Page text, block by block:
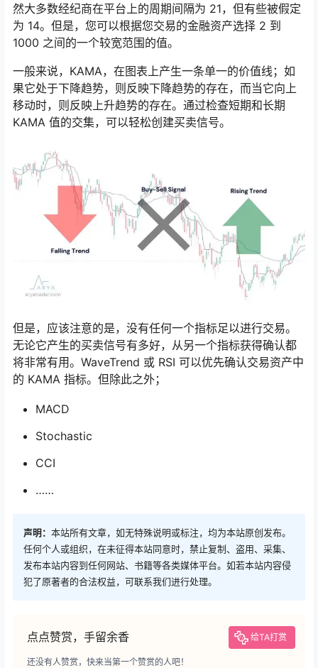
然大多数经纪商在平台上的周期间隔为 21，但有些被假定
为 14。但是，您可以根据您交易的金融资产选择 2 到
1000 之间的一个较宽范围的值。
一般来说，KAMA，在图表上产生一条单一的价值线；如
果它处于下降趋势，则反映下降趋势的存在，而当它向上
移动时，则反映上升趋势的存在。通过检查短期和长期
KAMA 值的交集，可以轻松创建买卖信号。
但是，应该注意的是，没有任何一个指标足以进行交易。
无论它产生的买卖信号有多好，从另一个指标获得确认都
将非常有用。WaveTrend 或 RSI 可以优先确认交易资产中
的 KAMA 指标。但除此之外；
MACD
Stochastic
CCI
……
声明： 本站所有文章，如无特殊说明或标注，均为本站原创发布。
任何个人或组织，在未征得本站同意时，禁止复制、盗用、采集、
发布本站内容到任何网站、书籍等各类媒体平台。如若本站内容侵
犯了原著者的合法权益，可联系我们进行处理。
点点赞赏，手留余香 给TA打赏
还没有人赞赏，快来当第一个赞赏的人吧！